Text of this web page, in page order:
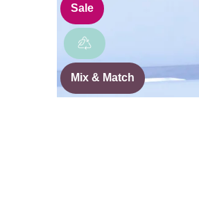
Sale
Mix & Match